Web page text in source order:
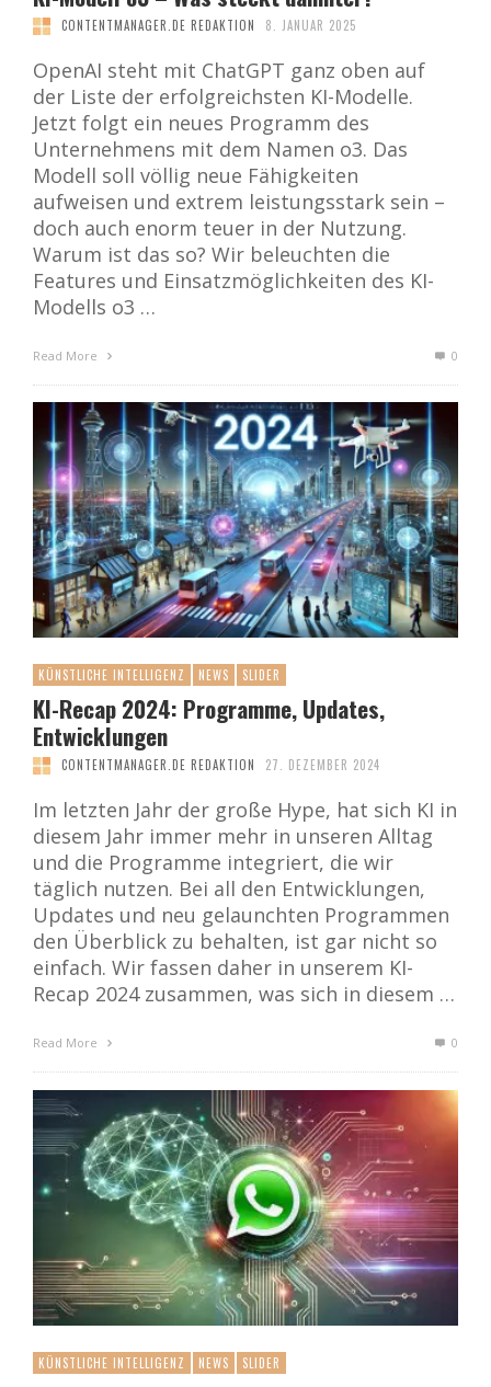
CONTENTMANAGER.DE REDAKTION 8. JANUAR 2025
OpenAI steht mit ChatGPT ganz oben auf
der Liste der erfolgreichsten KI-Modelle.
Jetzt folgt ein neues Programm des
Unternehmens mit dem Namen o3. Das
Modell soll völlig neue Fähigkeiten
aufweisen und extrem leistungsstark sein –
doch auch enorm teuer in der Nutzung.
Warum ist das so? Wir beleuchten die
Features und Einsatzmöglichkeiten des KI-
Modells o3 …
Read More 0
KÜNSTLICHE INTELLIGENZ NEWS SLIDER
KI-Recap 2024: Programme, Updates,
Entwicklungen
CONTENTMANAGER.DE REDAKTION 27. DEZEMBER 2024
Im letzten Jahr der große Hype, hat sich KI in
diesem Jahr immer mehr in unseren Alltag
und die Programme integriert, die wir
täglich nutzen. Bei all den Entwicklungen,
Updates und neu gelaunchten Programmen
den Überblick zu behalten, ist gar nicht so
einfach. Wir fassen daher in unserem KI-
Recap 2024 zusammen, was sich in diesem …
Read More 0
KÜNSTLICHE INTELLIGENZ NEWS SLIDER